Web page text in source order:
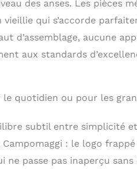
des anses. Les pièces
qui s’accorde
d’assemblage, aucune
aux standards
quotidien ou pour les
subtil entre simplicité
: le logo
ne passe pas inaperçu